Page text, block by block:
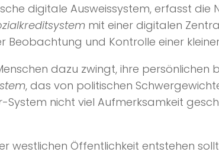
digitale Ausweissystem, erfasst die
mit einer digitalen
und Kontrolle einer
dazu zwingt, ihre
, das von politischen
-System nicht viel Aufmerksamkeit
westlichen Öffentlichkeit entstehen